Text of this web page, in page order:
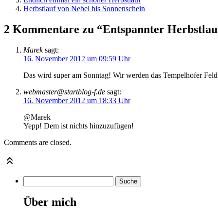
Herbstlauf von Nebel bis Sonnenschein
2 Kommentare zu “Entspannter
Marek sagt:
16. November 2012 um 09:59 Uhr
Das wird super am Sonntag! Wir werden das Tempelhofer
webmaster@startblog-f.de sagt:
16. November 2012 um 18:33 Uhr
@Marek
Yepp! Dem ist nichts hinzuzufügen!
Comments are closed.
Über mich